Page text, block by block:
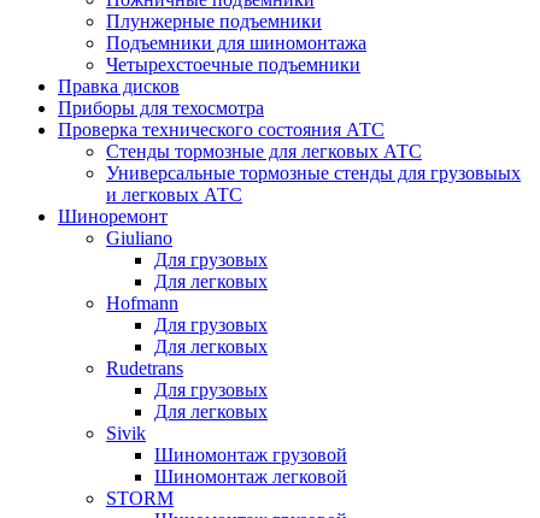
Плунжерные подъемники
Подъемники для шиномонтажа
Четырехстоечные подъемники
Правка дисков
Приборы для техосмотра
Проверка технического состояния АТС
Стенды тормозные для легковых АТС
Универсальные тормозные стенды для грузовыых
и легковых АТС
Шиноремонт
Giuliano
Для грузовых
Для легковых
Hofmann
Для грузовых
Для легковых
Rudetrans
Для грузовых
Для легковых
Sivik
Шиномонтаж грузовой
Шиномонтаж легковой
STORM